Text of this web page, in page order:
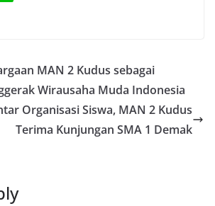
MAN 2 Kudus sebagai
Wirausaha Muda Indonesia
Organisasi Siswa, MAN 2 Kudus
Terima Kunjungan SMA 1 Demak